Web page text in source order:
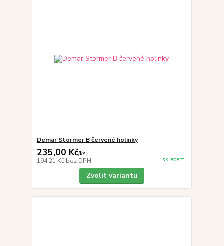
Demar Stormer B červené holinky
235,00 Kč/ks
194,21 Kč bez DPH skladem
Zvolit variantu